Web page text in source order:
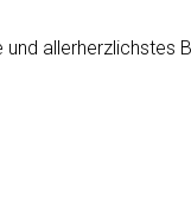
allerherzlichstes